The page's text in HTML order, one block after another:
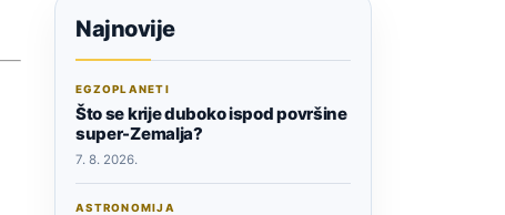
Najnovije
EGZOPLANETI
Što se krije duboko ispod površine
super-Zemalja?
7. 8. 2026.
ASTRONOMIJA